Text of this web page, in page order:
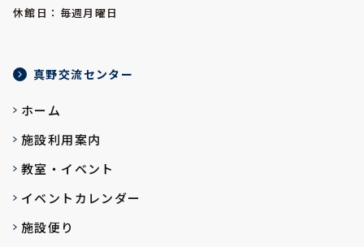
休館日：毎週月曜日
真野交流センター
ホーム
施設利用案内
教室・イベント
イベントカレンダー
施設便り